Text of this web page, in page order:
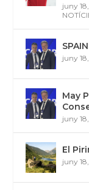
juny
juny
May
juny
El
juny